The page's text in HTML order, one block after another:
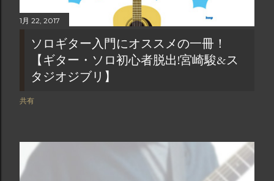
1月 22, 2017
ソロギター入門にオススメの一冊！
【ギター・ソロ初心者脱出!宮崎駿&ス
タジオジブリ】
共有